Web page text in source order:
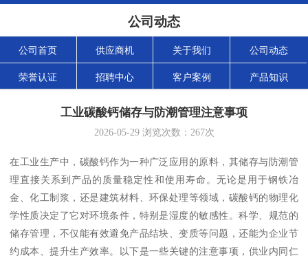
公司动态
公司首页 供应商机 关于我们 公司动态
荣誉认证 招聘中心 客户案例 产品知识
工业碳酸钙储存与防潮管理注意事项
2026-05-29浏览次数： 267次
在工业生产中，碳酸钙作为一种广泛应用的原料，其储存与防潮管
理直接关系到产品的质量稳定性和使用寿命。无论是用于钢铁冶
金、化工制浆，还是建筑材料、环保处理等领域，碳酸钙的物理化
学性质决定了它对环境条件，特别是湿度的敏感性。科学、规范的
储存管理，不仅能有效避免产品结块、变质等问题，还能为企业节
约成本、提升生产效率。以下是一些关键的注意事项，供业内同仁